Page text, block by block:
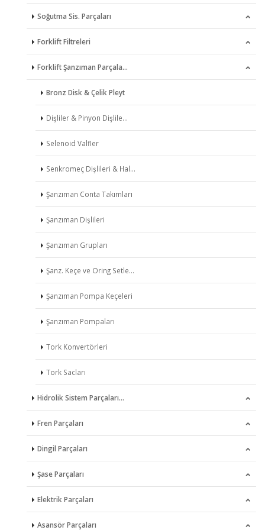
Dişliler
Eksantrik Miller
Eksantrik Mil Yatakları
Enjeksiyon Pompaları
Enjektörler
Enjektör Memeleri
Gezi Ay Pulları
Hararet Bujileri
Kızdırma Bujileri
Krank Milleri
Krank Mil Yatakları
Külbütör Mekanizması
Marş Dinamoları
Motor Conta Takımları
Motor Takozları
Piston Kol Yatakları
Piston Kolları
Pistonlar
Piston Segman Takımları
Silindir Gömlekleri
Silindir Gömlek Setleri
Soğutma Sis. Parçaları
Devirdaimler
Pervaneler
Radyatörler
Termostatlar
Forklift Filtreleri
Filtre Pompaları & Sensör…
Hava Filtreleri
Hava Filtre Muhafazalar
Hidrolik Sist.. Dönüş Fil…
Hidrolik Sist. Emiş Filtr…
Süzgeçler
Şanzıman Filtreleri
Yakıt Filtre Düzenekleri
Yakıt Filtreleri
Yağ Filtreleri
Forklift Şanzıman Parçala…
Bronz Disk & Çelik Pleyt
Dişliler & Pinyon Dişlile…
Selenoid Valfler
Senkromeç Dişlileri & Hal…
Şanzıman Conta Takımları
Şanzıman Dişlileri
Şanzıman Grupları
Şanz. Keçe ve Oring Setle…
Şanzıman Pompa Keçeleri
Şanzıman Pompaları
Tork Konvertörleri
Tork Sacları
Hidrolik Sistem Parçaları…
Direksiyon Kutuları
Hidrolik Pompalar
Kumanda Valfleri
Fren Parçaları
Ana Merkezler
Balata Takımları
El Fren Telleri
Fren Mekanizmaları
Dingil Parçaları
Aksonlar
Dingil Bağlantıları
Dingiller
Şase Parçaları
Aynalar
Gaz Pedal Telleri
Elektrik Parçaları
Arka Sinyaller & Stop Lam…
Asansör Parçaları